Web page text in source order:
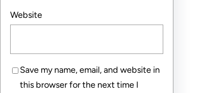
Website
Save my name, email, and website in
this browser for the next time I